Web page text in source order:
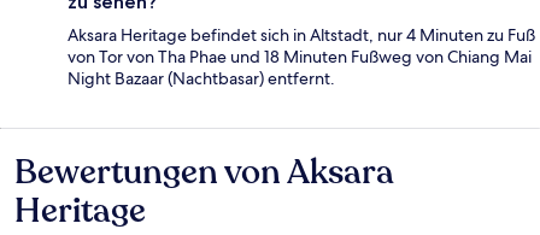
Aksara Heritage befindet sich in Altstadt, nur 4 Minuten zu Fuß
von Tor von Tha Phae und 18 Minuten Fußweg von Chiang Mai
Night Bazaar (Nachtbasar) entfernt.
Bewertungen
Bewertungen von Aksara
Heritage